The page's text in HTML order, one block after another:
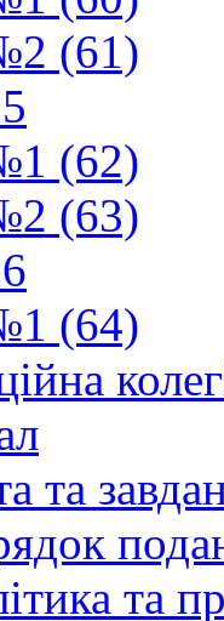
(61)
(62)
(63)
(64)
та
та